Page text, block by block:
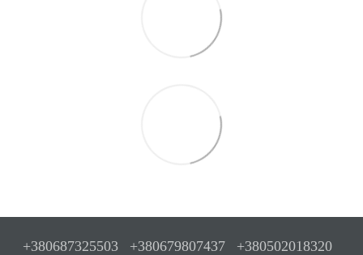
+380687325503 +380679807437
+380502018320